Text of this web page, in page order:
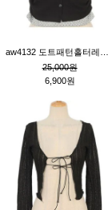
25,000원
6,900원